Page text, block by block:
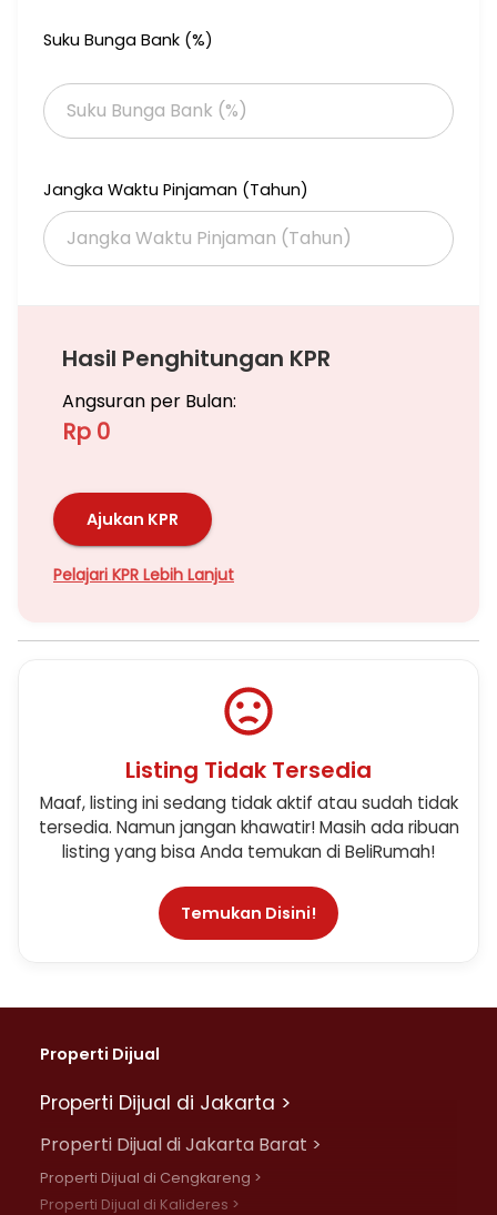
Suku Bunga Bank (%)
Jangka Waktu Pinjaman (Tahun)
Hasil Penghitungan KPR
Angsuran per Bulan:
Rp 0
Ajukan KPR
Pelajari KPR Lebih Lanjut
Listing Tidak Tersedia
Maaf, listing ini sedang tidak aktif atau sudah tidak
tersedia. Namun jangan khawatir! Masih ada ribuan
listing yang bisa Anda temukan di BeliRumah!
Temukan Disini!
Properti Dijual
Properti Dijual di Jakarta >
Properti Dijual di Jakarta Barat >
Properti Dijual di Cengkareng >
Properti Dijual di Kalideres >